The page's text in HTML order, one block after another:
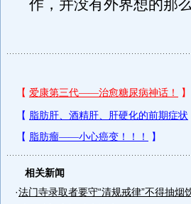
作，并没有外界想的那
相关新闻
·法门寺录取者要守“清规戒律”不得抽烟